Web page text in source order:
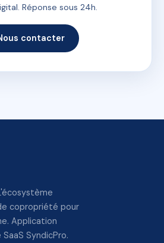
Réponse sous 24h.
contacter
copropriété pour
Application
SyndicPro.